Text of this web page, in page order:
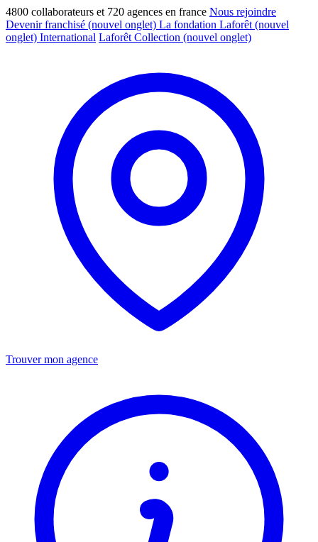
4800 collaborateurs et 720 agences en france Nous rejoindre
Devenir franchisé (nouvel onglet) La fondation Laforêt (nouvel
onglet) International Laforêt Collection (nouvel onglet)
Trouver mon agence